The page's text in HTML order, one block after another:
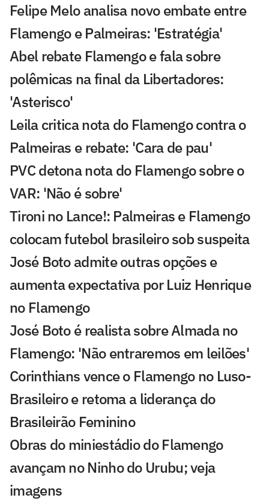
Felipe Melo analisa novo embate entre
Flamengo e Palmeiras: 'Estratégia'
Abel rebate Flamengo e fala sobre
polêmicas na final da Libertadores:
'Asterisco'
Leila critica nota do Flamengo contra o
Palmeiras e rebate: 'Cara de pau'
PVC detona nota do Flamengo sobre o
VAR: 'Não é sobre'
Tironi no Lance!: Palmeiras e Flamengo
colocam futebol brasileiro sob suspeita
José Boto admite outras opções e
aumenta expectativa por Luiz Henrique
no Flamengo
José Boto é realista sobre Almada no
Flamengo: 'Não entraremos em leilões'
Corinthians vence o Flamengo no Luso-
Brasileiro e retoma a liderança do
Brasileirão Feminino
Obras do miniestádio do Flamengo
avançam no Ninho do Urubu; veja
imagens